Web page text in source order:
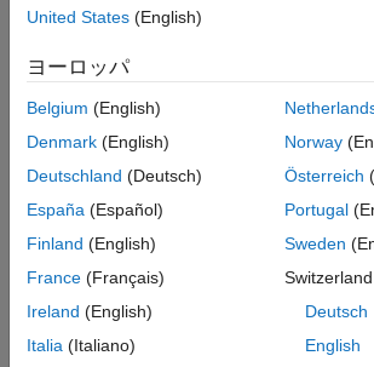
項目一覧
制限
端子
パラメーター
代替構成
バージョン履歴
参考
6DOF (Euler Angles) ブロックの代替構成:
Simple Variable Mass 6DOF (Euler Angles)
Mass 6DOF (Euler Angles)
説明
6DOF (Euler Angles) ブロックは、平面地
Ze) を中心としたボディ固定座標系 (Xb , Yb,
て、6 自由度の運動方程式のオイラー角表
てください。
United States (English)
ヨーロッパ
Belgium (English)
Denmark (English)
Deutschland (Deutsch)
España (Español)
Finland (English)
France (Français)
Ireland (English)
Italia (Italiano)
Norway
Österreich
Portugal
Sweden
Switzerland
Deutsch
English